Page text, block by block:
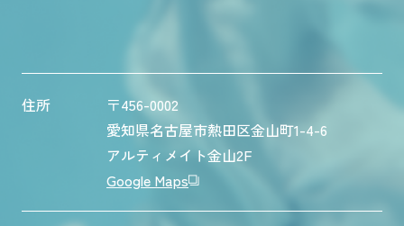
住所
〒456-0002
愛知県名古屋市熱田区金山町1-4-6
アルティメイト金山2F
Google Maps